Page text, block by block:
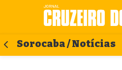
Sorocaba / Notícias